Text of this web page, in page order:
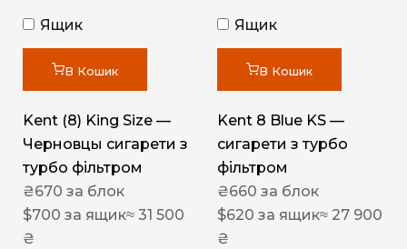
Ящик
В Кошик
Kent (8) King Size —
Черновцы сигарети з
турбо фільтром
₴670 за блок
$700 за ящик≈ 31 500
₴
Ящик
В Кошик
Kent 8 Blue KS —
сигарети з турбо
фільтром
₴660 за блок
$620 за ящик≈ 27 900
₴